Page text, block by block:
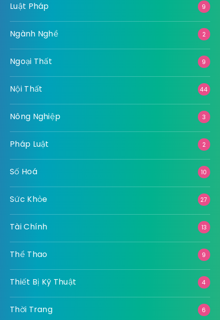
Luật Pháp 9
Ngành Nghề 2
Ngoại Thất 9
Nội Thất 44
Nông Nghiệp 3
Pháp Luật 2
Số Hoá 10
Sức Khỏe 27
Tài Chính 13
Thể Thao 9
Thiết Bị Kỹ Thuật 4
Thời Trang 6